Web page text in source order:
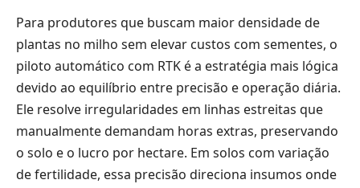
Para produtores que buscam maior densidade de
plantas no milho sem elevar custos com sementes, o
piloto automático com RTK é a estratégia mais lógica
devido ao equilíbrio entre precisão e operação diária.
Ele resolve irregularidades em linhas estreitas que
manualmente demandam horas extras, preservando
o solo e o lucro por hectare. Em solos com variação
de fertilidade, essa precisão direciona insumos onde